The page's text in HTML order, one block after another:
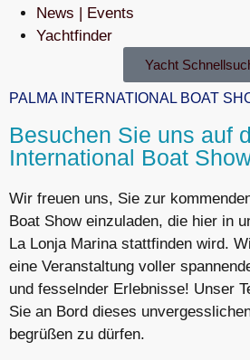
News | Events
Yachtfinder
Yacht
PALMA INTERNATIONAL BOAT
Besuchen Sie uns auf
International Boat
Wir freuen uns, Sie zur
Boat Show einzuladen, die hier in
La Lonja Marina stattfinden wird.
eine Veranstaltung voller
und fesselnder Erlebnisse! Unser
Sie an Bord dieses
begrüßen zu dürfen.